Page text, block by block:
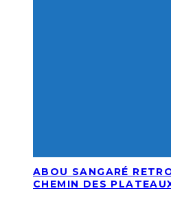
ABOU SANGARÉ
CHEMIN DES